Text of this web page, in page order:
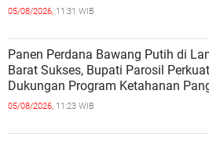
05/08/2026, 11:31 WIB
Panen Perdana Bawang Putih di
Barat Sukses, Bupati Parosil Perkuat
Dukungan Program Ketahanan
05/08/2026, 11:23 WIB